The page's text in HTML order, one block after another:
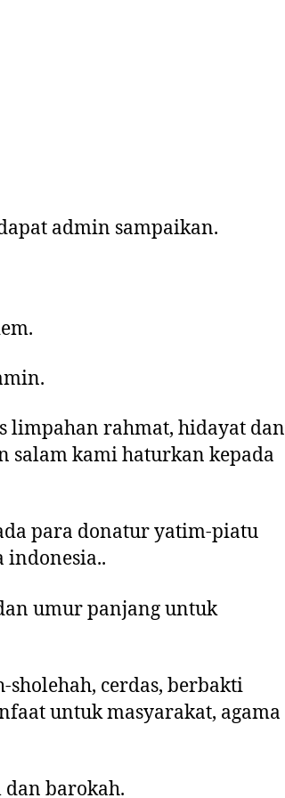
admin sampaikan.
limpahan rahmat, hidayat dan
salam kami haturkan kepada
para donatur yatim-piatu
indonesia..
umur panjang untuk
sholehah, cerdas, berbakti
untuk masyarakat, agama
dan barokah.